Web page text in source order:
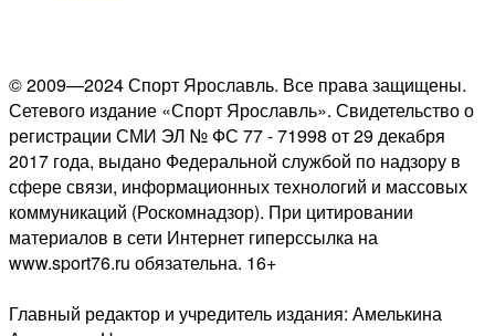
© 2009—2024 Спорт Ярославль. Все права защищены.
Сетевого издание «Спорт Ярославль». Свидетельство о
регистрации СМИ ЭЛ № ФС 77 - 71998 от 29 декабря
2017 года, выдано Федеральной службой по надзору в
сфере связи, информационных технологий и массовых
коммуникаций (Роскомнадзор). При цитировании
материалов в сети Интернет гиперссылка на
www.sport76.ru обязательна. 16+
Главный редактор и учредитель издания: Амелькина